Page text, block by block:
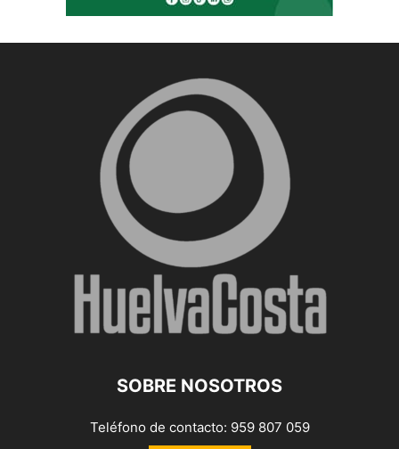
SOBRE NOSOTROS
Teléfono de contacto: 959 807 059